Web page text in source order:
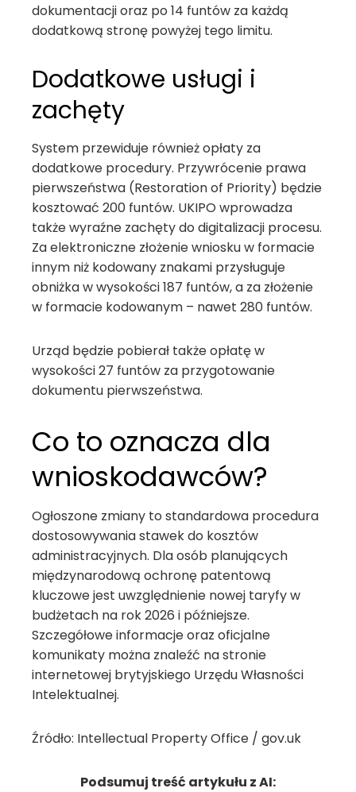
dokumentacji oraz po 14 funtów za każdą
dodatkową stronę powyżej tego limitu.
Dodatkowe usługi i
zachęty
System przewiduje również opłaty za
dodatkowe procedury. Przywrócenie prawa
pierwszeństwa (Restoration of Priority) będzie
kosztować 200 funtów. UKIPO wprowadza
także wyraźne zachęty do digitalizacji procesu.
Za elektroniczne złożenie wniosku w formacie
innym niż kodowany znakami przysługuje
obniżka w wysokości 187 funtów, a za złożenie
w formacie kodowanym – nawet 280 funtów.
Urząd będzie pobierał także opłatę w
wysokości 27 funtów za przygotowanie
dokumentu pierwszeństwa.
Co to oznacza dla
wnioskodawców?
Ogłoszone zmiany to standardowa procedura
dostosowywania stawek do kosztów
administracyjnych. Dla osób planujących
międzynarodową ochronę patentową
kluczowe jest uwzględnienie nowej taryfy w
budżetach na rok 2026 i późniejsze.
Szczegółowe informacje oraz oficjalne
komunikaty można znaleźć na stronie
internetowej brytyjskiego Urzędu Własności
Intelektualnej.
Źródło: Intellectual Property Office / gov.uk
Podsumuj treść artykułu z AI: